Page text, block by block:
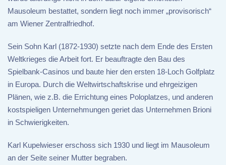
Mausoleum bestattet, sondern liegt noch immer „provisorisch“
am Wiener Zentralfriedhof.
Sein Sohn Karl (1872-1930) setzte nach dem Ende des Ersten
Weltkrieges die Arbeit fort. Er beauftragte den Bau des
Spielbank-Casinos und baute hier den ersten 18-Loch Golfplatz
in Europa. Durch die Weltwirtschaftskrise und ehrgeizigen
Plänen, wie z.B. die Errichtung eines Poloplatzes, und anderen
kostspieligen Unternehmungen geriet das Unternehmen Brioni
in Schwierigkeiten.
Karl Kupelwieser erschoss sich 1930 und liegt im Mausoleum
an der Seite seiner Mutter begraben.